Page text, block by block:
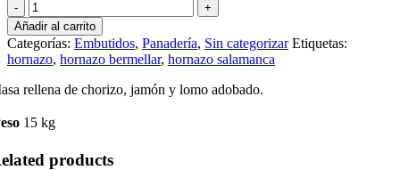
Quantity
Añadir al carrito
Categorías: Embutidos, Panadería, Sin categorizar Etiquetas:
hornazo, hornazo bermellar, hornazo salamanca
rellena de chorizo, jamón y lomo adobado.
15 kg
products